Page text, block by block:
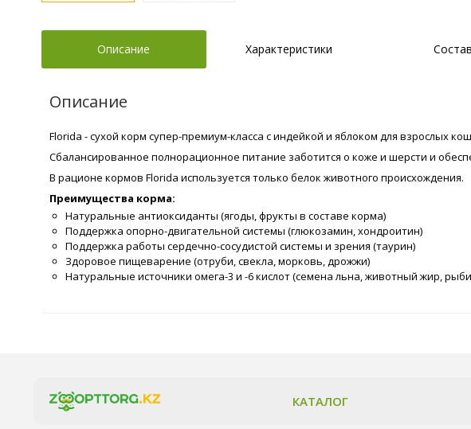
Описание Характеристики Состав
Описание
Florida - сухой корм супер-премиум-класса с индейкой и яблоком для взрослых
Сбалансированное полнорационное питание заботится о коже и шерсти и
В рационе кормов Florida используется только белок животного происхождения.
Преимущества корма:
Натуральные антиоксиданты (ягоды, фрукты в составе корма)
Поддержка опорно-двигательной системы (глюкозамин, хондроитин)
Поддержка работы сердечно-сосудистой системы и зрения (таурин)
Здоровое пищеварение (отруби, свекла, морковь, дрожжи)
Натуральные источники омега-3 и -6 кислот (семена льна, животный жир,
КАТАЛОГ